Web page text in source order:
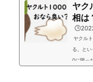
ヤク
相は
ヤクル
る。と
0に限っ